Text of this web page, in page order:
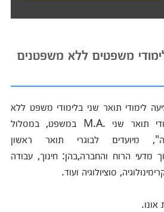
משפטים ללא משפטנים
לימודי תואר שני בלימודי משפט ללא
משפטנים (.M.A). לימודי תואר שני .M.A במשפט, במסלול
מיועדים לבוגרי תואר ראשון
מדעי הרוח והחברה,בהן: חינוך, עבודה
סוציולוגיה ועוד.
אונו.